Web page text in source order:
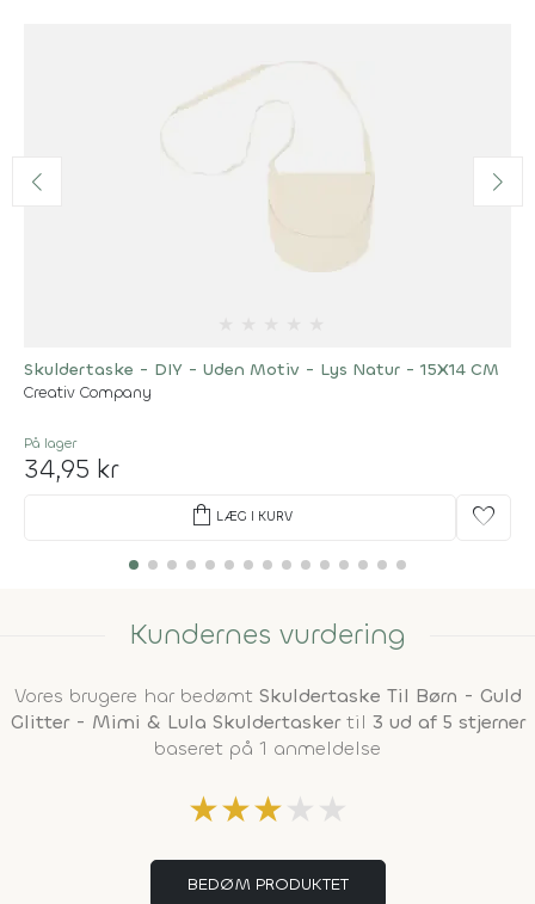
Skuldertaske - DIY - Uden Motiv - Lys Natur - 15X14 CM
Creativ Company
På lager
34,95 kr
shopping_bag LÆG I KURV favorite
Kundernes vurdering
Vores brugere har bedømt Skuldertaske Til Børn - Guld
Glitter - Mimi & Lula Skuldertaskertil 3 ud af 5 stjerner
baseret på 1 anmeldelse
★★★★ ★
BEDØM PRODUKTET